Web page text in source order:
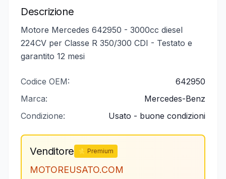
Descrizione
Motore Mercedes 642950 - 3000cc diesel
224CV per Classe R 350/300 CDI - Testato e
garantito 12 mesi
Codice OEM:
642950
Marca:
Mercedes-Benz
Condizione:
Usato - buone condizioni
Venditore ⭐ Premium
MOTOREUSATO.COM